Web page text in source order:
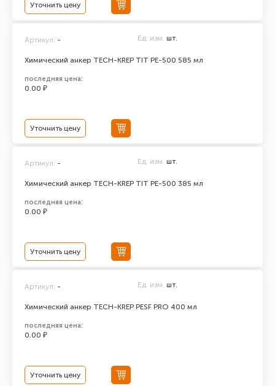
Уточнить цену
Химический анкер TECH-KREP TIT PE-500 585 мл
Артикул: - Ед. изм. шт.
последняя цена:
0.00 ₽
Уточнить цену
Химический анкер TECH-KREP TIT PE-500 385 мл
Артикул: - Ед. изм. шт.
последняя цена:
0.00 ₽
Уточнить цену
Химический анкер TECH-KREP PESF PRO 400 мл
Артикул: - Ед. изм. шт.
последняя цена:
0.00 ₽
Уточнить цену